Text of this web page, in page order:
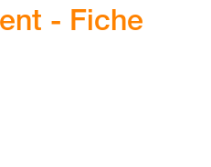
- Fiche